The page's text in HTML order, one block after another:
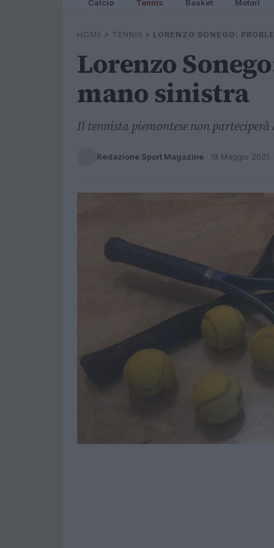
Calcio Tennis Basket Motori
HOME » TENNIS » LORENZO SONEGO:
Lorenzo
mano sinistra
Il tennista piemontese non
Redazione Sport Magazine · 18 Maggio 2021